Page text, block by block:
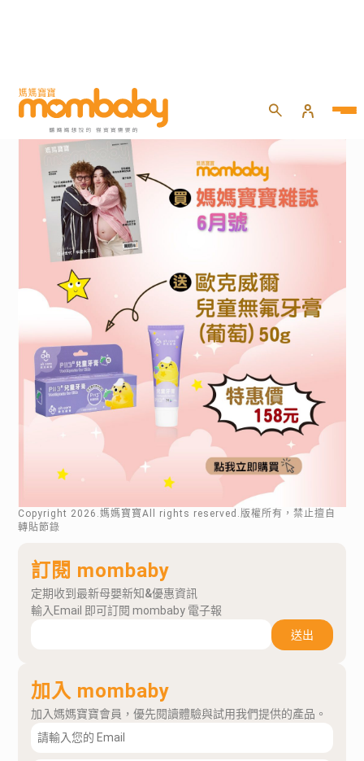
Copyright 2026 .媽媽寶寶All rights reserved.版權所有，禁止擅自
轉貼節錄
訂閱 mombaby
定期收到最新母嬰新知&優惠資訊
輸入Email 即可訂閱 mombaby 電子報
送出
加入 mombaby
加入媽媽寶寶會員，優先閱讀體驗與試用我們提供的產品。